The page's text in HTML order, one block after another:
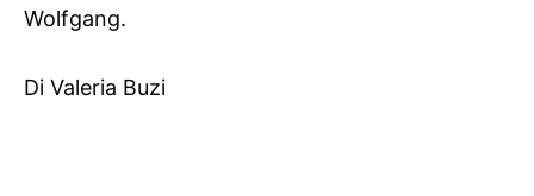
Wolfgang.
Di Valeria Buzi